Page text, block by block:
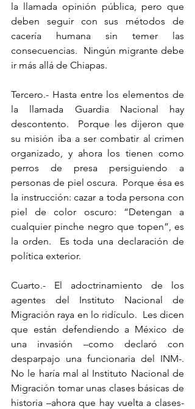
la llamada opinión pública, pero que
deben seguir con sus métodos de
cacería humana sin temer las
consecuencias.  Ningún migrante debe
ir más allá de Chiapas.
Tercero.- Hasta entre los elementos de
la llamada Guardia Nacional hay
descontento.  Porque les dijeron que
su misión iba a ser combatir al crimen
organizado, y ahora los tienen como
perros de presa persiguiendo a
personas de piel oscura.  Porque ésa es
la instrucción: cazar a toda persona con
piel de color oscuro: “Detengan a
cualquier pinche negro que topen”, es
la orden.  Es toda una declaración de
política exterior.
Cuarto.- El adoctrinamiento de los
agentes del Instituto Nacional de
Migración raya en lo ridículo.  Les dicen
que están defendiendo a México de
una invasión –como declaró con
desparpajo una funcionaria del INM-.
No le haría mal al Instituto Nacional de
Migración tomar unas clases básicas de
historia –ahora que hay vuelta a clases-